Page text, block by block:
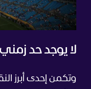
لا يوجد حد زمني
وتكمن إحدى أبرز